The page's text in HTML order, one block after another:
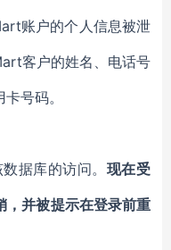
账户的个人信息被泄
客户的姓名、电话号
号码。
据库的访问。 现在受
，并被提示在登录前重